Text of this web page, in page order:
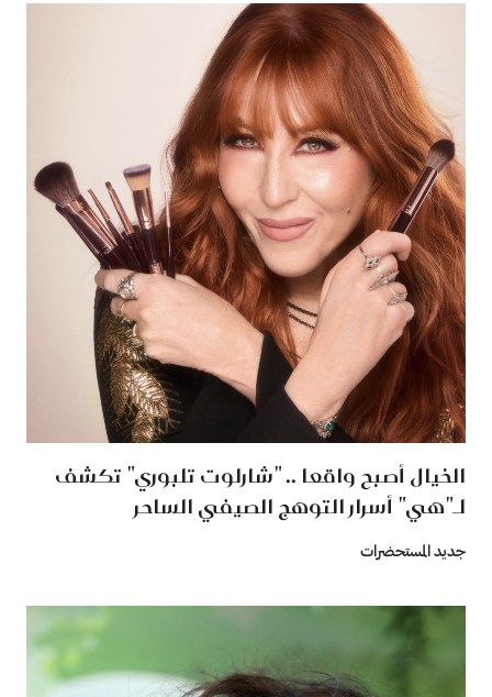
الخيال أصبح واقعا .. "شارلوت تلبوري" تكشف
لـ"هي" أسرار التوهج الصيفي الساحر
جديد المستحضرات